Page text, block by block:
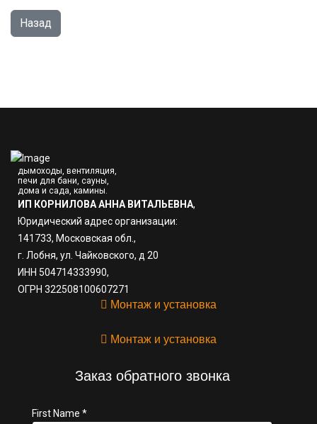
дымоходы, вентиляция,
печи для бани, сауны,
дома и сада, камины.
ИП КОРНИЛОВА АННА ВИТАЛЬЕВНА,
Юридический адрес организации:
141733, Московская обл.,
г. Лобня, ул. Чайковского, д 20
ИНН 504714333990,
ОГРН 322508100607271
Монтаж и установка
Монтаж и установка
Заказ обратного звонка
First Name *